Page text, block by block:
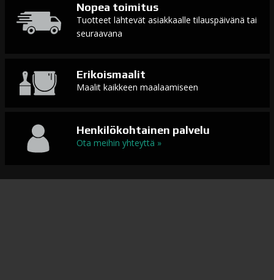
Nopea toimitus
Tuotteet lähtevät asiakkaalle tilauspäivänä tai
seuraavana
Erikoismaalit
Maalit kaikkeen maalaamiseen
Henkilökohtainen palvelu
Ota meihin yhteyttä »